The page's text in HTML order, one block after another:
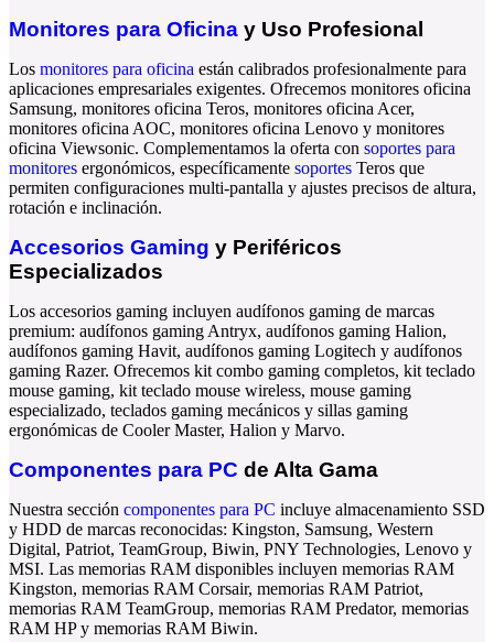
Monitores para Oficina y Uso Profesional
Los monitores para oficina están calibrados profesionalmente para
aplicaciones empresariales exigentes. Ofrecemos monitores oficina
Samsung, monitores oficina Teros, monitores oficina Acer,
monitores oficina AOC, monitores oficina Lenovo y monitores
oficina Viewsonic. Complementamos la oferta con soportes para
monitores ergonómicos, específicamente soportes Teros que
permiten configuraciones multi-pantalla y ajustes precisos de altura,
rotación e inclinación.
Accesorios Gaming y Periféricos
Especializados
Los accesorios gaming incluyen audífonos gaming de marcas
premium: audífonos gaming Antryx, audífonos gaming Halion,
audífonos gaming Havit, audífonos gaming Logitech y audífonos
gaming Razer. Ofrecemos kit combo gaming completos, kit teclado
mouse gaming, kit teclado mouse wireless, mouse gaming
especializado, teclados gaming mecánicos y sillas gaming
ergonómicas de Cooler Master, Halion y Marvo.
Componentes para PC de Alta Gama
Nuestra sección componentes para PC incluye almacenamiento SSD
y HDD de marcas reconocidas: Kingston, Samsung, Western
Digital, Patriot, TeamGroup, Biwin, PNY Technologies, Lenovo y
MSI. Las memorias RAM disponibles incluyen memorias RAM
Kingston, memorias RAM Corsair, memorias RAM Patriot,
memorias RAM TeamGroup, memorias RAM Predator, memorias
RAM HPy memorias RAM Biwin.